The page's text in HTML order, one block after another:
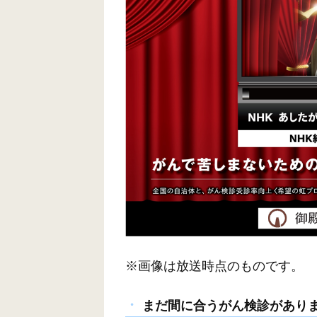
※画像は放送時点のものです。
まだ間に合うがん検診があり